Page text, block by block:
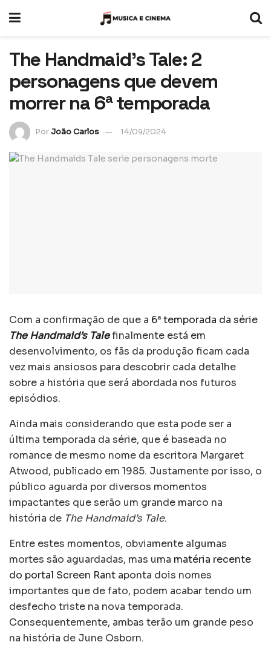
The Handmaid’s Tale: 2
personagens que devem
morrer na 6ª temporada
PorJoão Carlos 14/09/2024
Com a confirmação de que a 6ª temporada da série
The Handmaid’s Talefinalmente está em
desenvolvimento, os fãs da produção ficam cada
vez mais ansiosos para descobrir cada detalhe
sobre a história que será abordada nos futuros
episódios.
Ainda mais considerando que esta pode ser a
última temporada da série, que é baseada no
romance de mesmo nome da escritora Margaret
Atwood, publicado em 1985. Justamente por isso, o
público aguarda por diversos momentos
impactantes que serão um grande marco na
história de The Handmaid’s Tale.
Entre estes momentos, obviamente algumas
mortes são aguardadas, mas uma matéria recente
do portal Screen Rant aponta dois nomes
importantes que de fato, podem acabar tendo um
desfecho triste na nova temporada.
Consequentemente, ambas terão um grande peso
na história de June Osborn.